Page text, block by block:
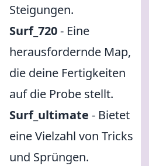
Steigungen.
Surf_720- Eine
herausfordernde Map,
die deine Fertigkeiten
auf die Probe stellt.
Surf_ultimate - Bietet
eine Vielzahl von Tricks
und Sprüngen.